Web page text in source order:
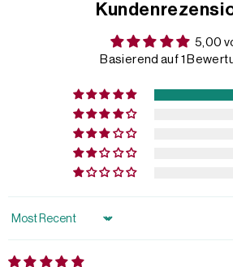
5,00
Basierend auf 1
Sort by